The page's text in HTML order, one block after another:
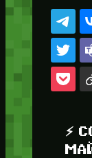
⚡